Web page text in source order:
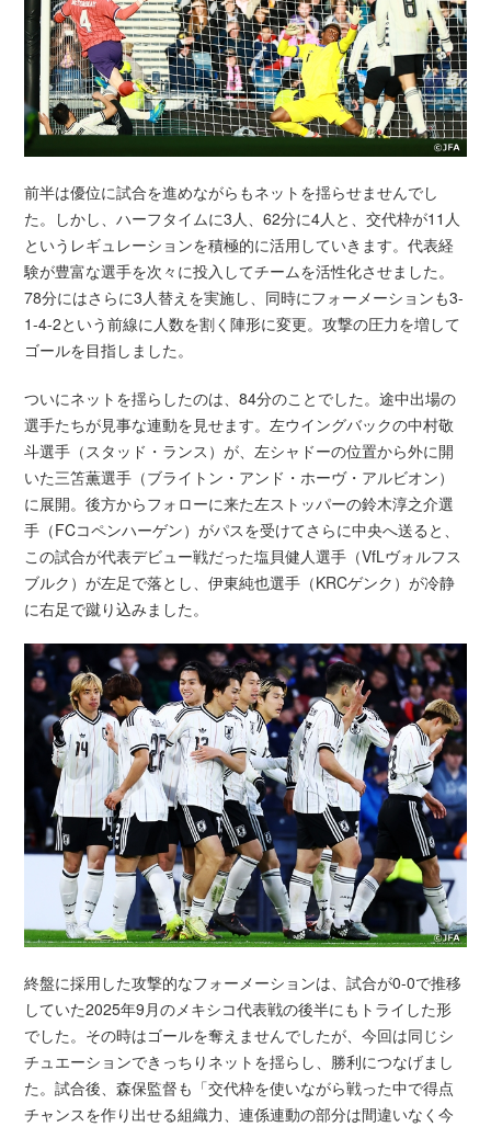
前半は優位に試合を進めながらもネットを揺らせませんでし
た。しかし、ハーフタイムに3人、62分に4人と、交代枠が11人
というレギュレーションを積極的に活用していきます。代表経
験が豊富な選手を次々に投入してチームを活性化させました。
78分にはさらに3人替えを実施し、同時にフォーメーションも3-
1-4-2という前線に人数を割く陣形に変更。攻撃の圧力を増して
ゴールを目指しました。
ついにネットを揺らしたのは、84分のことでした。途中出場の
選手たちが見事な連動を見せます。左ウイングバックの中村敬
斗選手（スタッド・ランス）が、左シャドーの位置から外に開
いた三笘薫選手（ブライトン・アンド・ホーヴ・アルビオン）
に展開。後方からフォローに来た左ストッパーの鈴木淳之介選
手（FCコペンハーゲン）がパスを受けてさらに中央へ送ると、
この試合が代表デビュー戦だった塩貝健人選手（VfLヴォルフス
ブルク）が左足で落とし、伊東純也選手（KRCゲンク）が冷静
に右足で蹴り込みました。
終盤に採用した攻撃的なフォーメーションは、試合が0-0で推移
していた2025年9月のメキシコ代表戦の後半にもトライした形
でした。その時はゴールを奪えませんでしたが、今回は同じシ
チュエーションできっちりネットを揺らし、勝利につなげまし
た。試合後、森保監督も「交代枠を使いながら戦った中で得点
チャンスを作り出せる組織力、連係連動の部分は間違いなく今